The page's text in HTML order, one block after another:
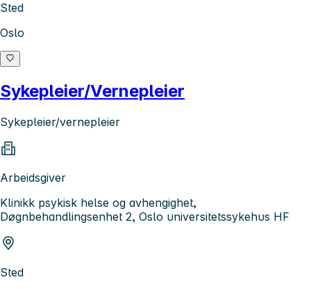
Sted
Oslo
Sykepleier/Vernepleier
Sykepleier/vernepleier
Arbeidsgiver
Klinikk psykisk helse og avhengighet,
Døgnbehandlingsenhet 2, Oslo universitetssykehus HF
Sted